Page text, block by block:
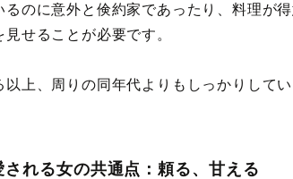
るのに意外と倹約家であったり、料理が
せることが必要です。
上、周りの同年代よりもしっかりして
れる女の共通点：頼る、甘える